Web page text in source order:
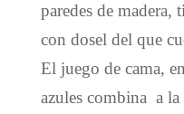
paredes de madera,
con dosel del que
El juego de cama,
azules combina a